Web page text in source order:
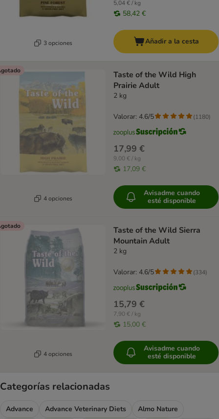
3 opciones
5,04 € / kg
58,42 €
Añadir a la cesta
4 opciones
Taste of the Wild High
Prairie Adult
2 kg
17,99 €
9,00 € / kg
17,09 €
Valorar: 4.6/5 (1180)
Avisadme cuando
esté disponible
4 opciones
Taste of the Wild Sierra
Mountain Adult
2 kg
15,79 €
7,90 € / kg
15,00 €
Valorar: 4.6/5 (334)
Avisadme cuando
esté disponible
Categorías relacionadas
Advance Advance Veterinary Diets
Almo Nature